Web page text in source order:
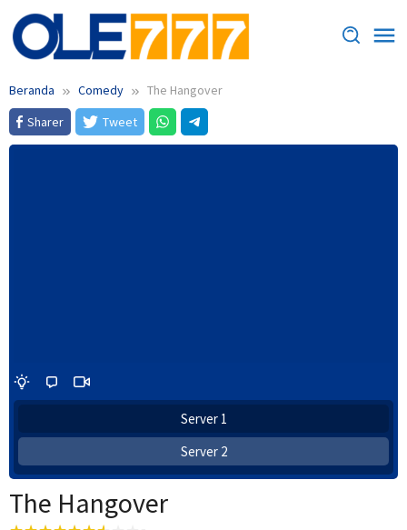
Loncat
ke
konten
Beranda Comedy
The Hangover
Sharer
Tweet
Server 1
Server 2
The Hangover